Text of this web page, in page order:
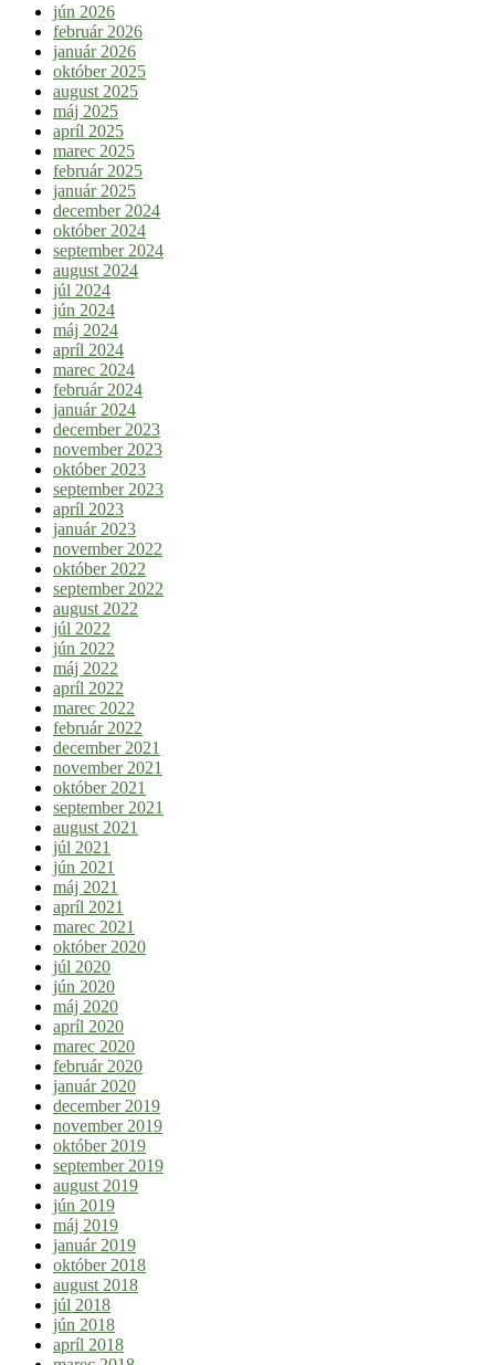
jún 2026
február 2026
január 2026
október 2025
august 2025
máj 2025
apríl 2025
marec 2025
február 2025
január 2025
december 2024
október 2024
september 2024
august 2024
júl 2024
jún 2024
máj 2024
apríl 2024
marec 2024
február 2024
január 2024
december 2023
november 2023
október 2023
september 2023
apríl 2023
január 2023
november 2022
október 2022
september 2022
august 2022
júl 2022
jún 2022
máj 2022
apríl 2022
marec 2022
február 2022
december 2021
november 2021
október 2021
september 2021
august 2021
júl 2021
jún 2021
máj 2021
apríl 2021
marec 2021
október 2020
júl 2020
jún 2020
máj 2020
apríl 2020
marec 2020
február 2020
január 2020
december 2019
november 2019
október 2019
september 2019
august 2019
jún 2019
máj 2019
január 2019
október 2018
august 2018
júl 2018
jún 2018
apríl 2018